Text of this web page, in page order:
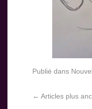
Publié dans
← Articles plus